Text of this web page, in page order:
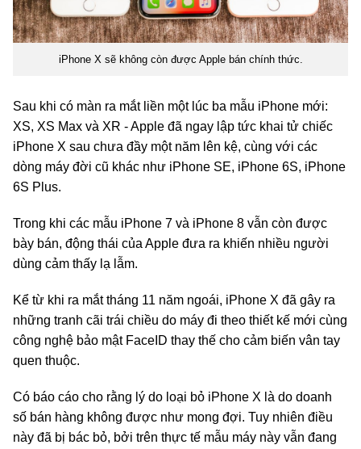
iPhone X sẽ không còn được Apple bán chính thức.
Sau khi có màn ra mắt liền một lúc ba mẫu iPhone mới:
XS, XS Max và XR - Apple đã ngay lập tức khai tử chiếc
iPhone X sau chưa đầy một năm lên kệ, cùng với các
dòng máy đời cũ khác như iPhone SE, iPhone 6S, iPhone
6S Plus.
Trong khi các mẫu iPhone 7 và iPhone 8 vẫn còn được
bày bán, động thái của Apple đưa ra khiến nhiều người
dùng cảm thấy lạ lẫm.
Kể từ khi ra mắt tháng 11 năm ngoái, iPhone X đã gây ra
những tranh cãi trái chiều do máy đi theo thiết kế mới cùng
công nghệ bảo mật FaceID thay thế cho cảm biến vân tay
quen thuộc.
Có báo cáo cho rằng lý do loại bỏ iPhone X là do doanh
số bán hàng không được như mong đợi. Tuy nhiên điều
này đã bị bác bỏ, bởi trên thực tế mẫu máy này vẫn đang